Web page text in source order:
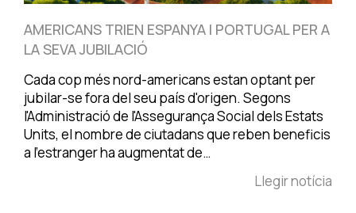
AMERICANS TRIEN ESPANYA I PORTUGAL PER A
LA SEVA JUBILACIÓ
Cada cop més nord-americans estan optant per
jubilar-se fora del seu país d'origen. Segons
l'Administració de l'Assegurança Social dels Estats
Units, el nombre de ciutadans que reben beneficis
a l'estranger ha augmentat de…
Llegir notícia